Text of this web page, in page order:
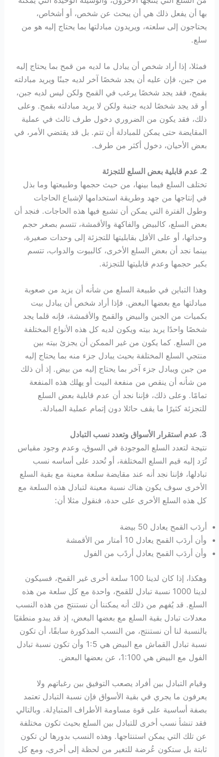
بها أن يفعل ذلك هي أن يبحث عن شخص، أو أشخاص،
يحتاجون إلى سلعته، ويريدون مبادلتها بما يحتاج إليه هو من
سلع.
فمثلا، إذا أراد شخص أن يبادل ما لديه من قمح بما يحتاج إليه
من جبن، فإن عليه أن يجد شخصًا آخر لديه جبنًا ويريد مبادلته
بقمح، فقد يجد شخصًا يرغب في القمح ولكن ليس لديه جبن،
أو قد يجد شخصًا لديه جنبة ولكن لا يريد مبادلته بقمح. وعلى
ذلك، فقد يكون من الضروري دخول طرف ثالث في عملية
المقايضة حتى يمكن للمبادلة أن تتم. بل قد يقتضي الأمر، في
بعض الأحيان، دخول أكثر من طرف.
2. عدم قابلية بعض السلع للتجزئة
تختلف السلع فيما بينها، من حيث حجمها وطبيعتها وما بذل
في إنتاجها من جهد وطريقة استخدامها لإشباع الحاجات
وطول الفترة التي يمكن أن تشبع فيها هذه الحاجات. فنجد أن
بعض السلع، كالبيض والفاكهة والأقمشة، تتسم بصغر حجم
وحداتها، أو على الأقل بقابليتها للتجزئة إلى وحدات صغيرة،
بينما نجد أن بعض السلع الأخرى، كالبيوت والدواب، تتسم
بكبر حجمها وعدم قابليتها للتجزئة.
وهذا التباين في طبيعة السلع من شأنه أن يزيد من صعوبة
مبادلتها مع بعضها البعض. فإذا أراد شخص أن يبادل بيت
بكميات من الجبن والبيض والقمح والأقمشة، فإنه قلما يجد
شخصًا واحدًا يريد بيته ويكون لديه كل هذه الأنواع المختلفة
من السلع. كما يكون من غير الممكن أن يجزئ بيته بين
منتجي السلع المختلفة بحيث يبادل جزء منه بما يحتاج إليه
من جبن ويبادل جزء آخر بما يحتاج إليه من بيض. إذ أن ذلك
من شأنه أن ينقص من منفعة البيت أو يهلك هذه المنفعة
تمامًا. وعلى ذلك، فإننا نجد أن عدم قابلية بعض السلع
للتجزئة كثيرًا ما يقف حائلا دون إتمام عملية المبادلة.
3. عدم استقرار الأسواق وتعدد نسب التبادل
نتيجة لتعدد السلع الموجودة في السوق، وعدم وجود مقياس
تُرَد إليه قيم السلع المختلفة، أو تُحدد على أساسه نسب
تبادلها، فإننا نجد أنه عند مقايضة سلعة معينة مع بقية السلع
الأخرى سوف يكون هناك نسبة معينة لتبادل هذه السلعة مع
كل هذه السلع الأخرى على حدة، فنقول مثلا أن:
أردَب القمح يعادل 50 بيضة
وأن أردَب القمح يعادل 10 أمتار من الأقمشة
وأن أردَب القمح يعادل أردًب من الفول
وهكذا، إذا كان لدينا 100 سلعة أخرى غير القمح، فسيكون
لدينا 1000 نسبة تبادل للقمح، واحدة مع كل سلعة من هذه
السلع. قد يُفهم من ذلك أنه يمكننا أن نستنتج من هذه النسب
معدلات تبادل بقية السلع مع بعضها البعض، إذ قد يبدو منطقيًا
بالنسبة لنا أن نستنتج، من النسب المذكورة سابقًا، أن تكون
نسبة تبادل القماش مع البيض هي 1:5 وأن تكون نسبة تبادل
الفول مع البيض هي 1:100، عن بعضها البعض.
وقيام التبادل بين أفراد يصعب التوفيق بين رغباتهم ولا
يعرفون ما يجري في بقية الأسواق فإن نسبة التبادل تعتمد
بصفة أساسية على قوة مساومة الأطراف المتبادِلة. وبالتالي
فقد تنشأ نسب أخرى للتبادل بين السلع بحيث تكون مختلفة
عن تلك التي يمكن استنتاجها. وهذه النسب بدورها لن تكون
ثابتة بل ستكون عُرضة للتغير من لحظة إلى أخرى، ومع كل